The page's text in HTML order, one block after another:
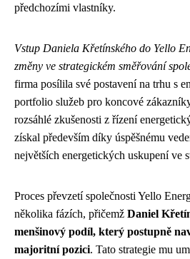
předchozími vlastníky.
Vstup Daniela Křetínského do Yello
změny ve strategickém směřování
firma posílila své postavení na trhu s
portfolio služeb pro koncové
rozsáhlé zkušenosti z řízení
získal především díky úspěšnému
největších energetických uskupení ve
Proces převzetí společnosti Yello
několika fázích, přičemž Daniel
menšinový podíl, který postupně
majoritní pozici. Tato strategie mu